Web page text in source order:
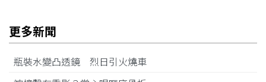
更多新聞
瓶裝水變凸透鏡 烈日引火燒車